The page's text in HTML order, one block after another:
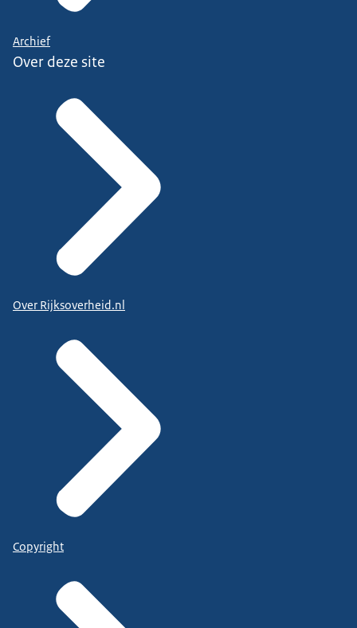
Archief
Over deze site
Over Rijksoverheid.nl
Copyright